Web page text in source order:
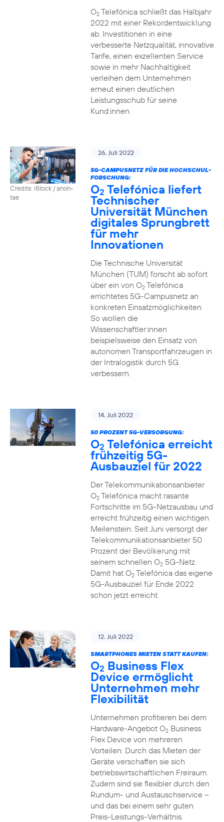
O2Telefónica schließt das Halbjahr
2022 mit einer Rekordentwicklung
ab. Investitionen in eine
verbesserte Netzqualität, innovative
Tarife, einen exzellenten Service
sowie in mehr Nachhaltigkeit
verleihen dem Unternehmen
erneut einen deutlichen
Leistungsschub für seine
Kund:innen.
Credits: iStock / anon-
tae
26. Juli 2022
5G-CAMPUSNETZ FÜR DIE HOCHSCHUL-
FORSCHUNG:
O2 Telefónica liefert
Technischer
Universität München
digitales Sprungbrett
für mehr
Innovationen
Die Technische Universität
München (TUM) forscht ab sofort
über ein von O2Telefónica
errichtetes 5G-Campusnetz an
konkreten Einsatzmöglichkeiten.
So wollen die
Wissenschaftler:innen
beispielsweise den Einsatz von
autonomen Transportfahrzeugen in
der Intralogistik durch 5G
verbessern.
14. Juli 2022
50 PROZENT 5G-VERSORGUNG:
O2 Telefónica erreicht
frühzeitig 5G-
Ausbauziel für 2022
Der Telekommunikationsanbieter
O2Telefónica macht rasante
Fortschritte im 5G-Netzausbau und
erreicht frühzeitig einen wichtigen
Meilenstein: Seit Juni versorgt der
Telekommunikationsanbieter 50
Prozent der Bevölkerung mit
seinem schnellen O25G-Netz.
Damit hat O2Telefónica das eigene
5G-Ausbauziel für Ende 2022
schon jetzt erreicht.
12. Juli 2022
SMARTPHONES MIETEN STATT KAUFEN:
O2 Business Flex
Device ermöglicht
Unternehmen mehr
Flexibilität
Unternehmen profitieren bei dem
Hardware-Angebot O2Business
Flex Device von mehreren
Vorteilen: Durch das Mieten der
Geräte verschaffen sie sich
betriebswirtschaftlichen Freiraum.
Zudem sind sie flexibler durch den
Rundum- und Austauschservice –
und das bei einem sehr guten
Preis-Leistungs-Verhältnis.